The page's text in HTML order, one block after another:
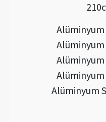
Alüminyum
Alüminyum
Alüminyum
Alüminyum
Alüminyum